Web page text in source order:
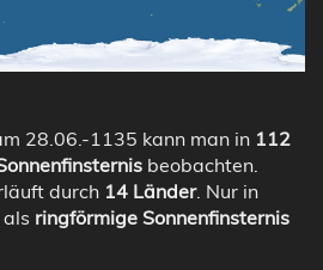
28.06.-1135 kann man in 112
beobachten.
durch 14 Länder. Nur in
ringförmige Sonnenfinsternis